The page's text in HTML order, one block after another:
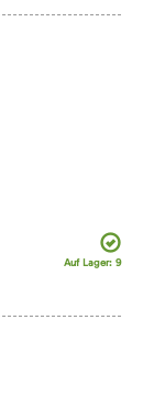
Auf Lager: 9